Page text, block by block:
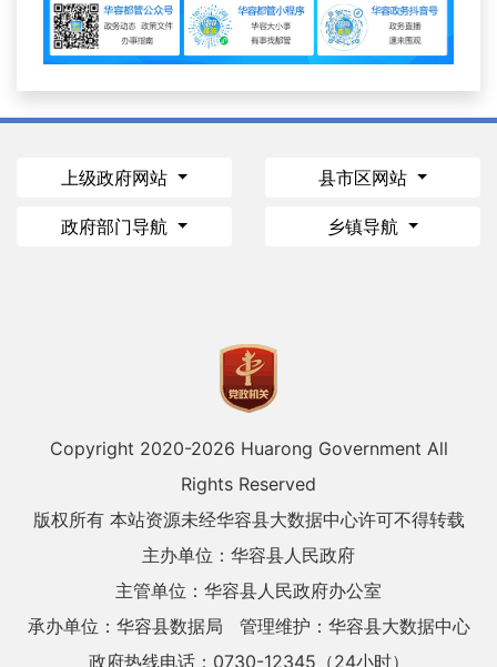
上级政府网站 县市区网站
政府部门导航 乡镇导航
Copyright 2020-2026 Huarong Government All
Rights Reserved
版权所有 本站资源未经华容县大数据中心许可不得转载
主办单位：华容县人民政府
主管单位：华容县人民政府办公室
承办单位：华容县数据局
管理维护：华容县大数据中心
政府热线电话：0730-12345（24小时）